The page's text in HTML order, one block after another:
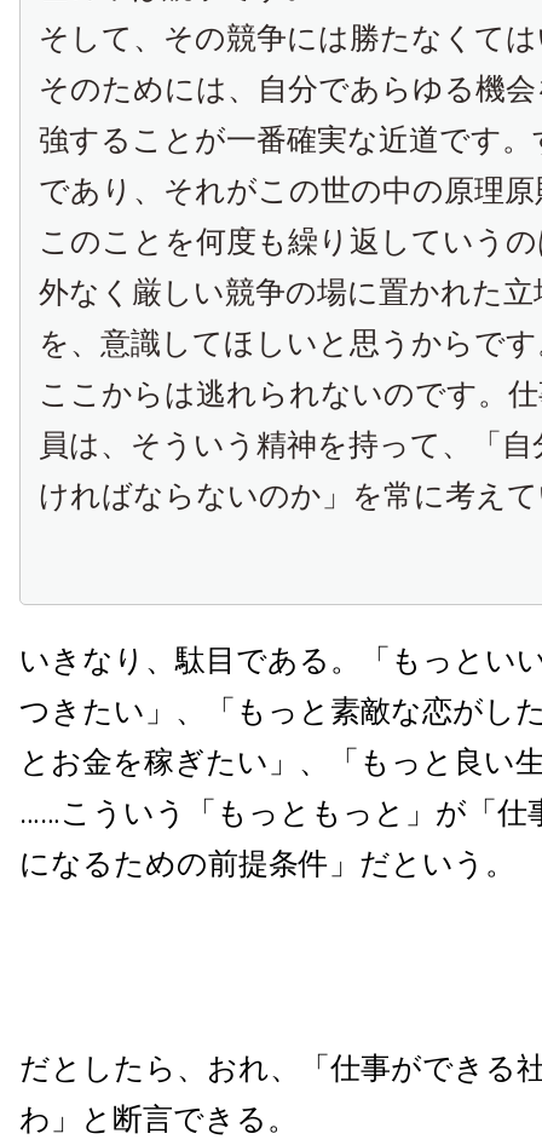
そして、その競争には勝たなくて
そのためには、自分であらゆる機
強することが一番確実な近道です
であり、それがこの世の中の原理
このことを何度も繰り返していう
外なく厳しい競争の場に置かれた
を、意識してほしいと思うからで
ここからは逃れられないのです。
員は、そういう精神を持って、「
ければならないのか」を常に考え
いきなり、駄目である。「もっとい
つきたい」、「もっと素敵な恋がし
とお金を稼ぎたい」、「もっと良い
……こういう「もっともっと」が「仕
になるための前提条件」だという。
だとしたら、おれ、「仕事ができる
わ」と断言できる。